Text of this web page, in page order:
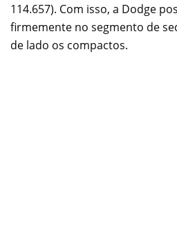
114.657). Com isso, a Dodge
firmemente no segmento de
de lado os compactos.